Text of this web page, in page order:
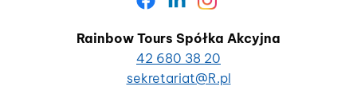
Rainbow Tours Spółka Akcyjna
42 680 38 20
sekretariat@R.pl